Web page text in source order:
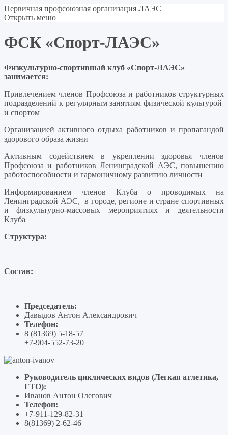
Первичная профсоюзная организация ЛАЭС
Открыть меню
ФСК «Спорт-ЛАЭС»
Физкультурно-спортивный клуб «Спорт-ЛАЭС»
занимается:
Привлечением членов Профсоюза и работников структурных
подразделений к регулярным занятиям физической культурой
и спортом
Организацией активного отдыха работников и пропагандой
здорового образа жизни
Активным содействием в укреплении здоровья членов
Профсоюза и работников Ленинградской АЭС, повышению
работоспособности и гармоничному развитию личности
Информированием членов Клуба о проводимых на
Ленинградской АЭС, в городе, регионе и стране спортивных
и физкультурно-массовых мероприятиях и деятельности
Клуба
Структура:
Состав:
Председатель:
Давыдов Антон Александрович
Телефон:
8 (81369) 5-18-57
+7-904-552-73-20
Руководитель циклических видов (Легкая атлетика,
ГТО):
Иванов Антон Олегович
Телефон:
+7-911-129-82-31
8(81369) 2-62-46